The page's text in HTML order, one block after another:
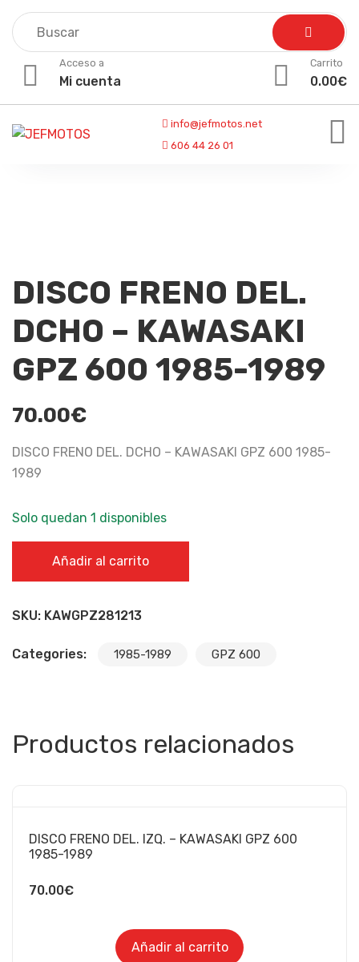
content
Acceso a
Mi cuenta
Carrito
0.00€
info@jefmotos.net
606 44 26 01
DISCO FRENO DEL.
DCHO – KAWASAKI
GPZ 600 1985-1989
70.00€
DISCO FRENO DEL. DCHO – KAWASAKI GPZ 600 1985-
1989
Solo quedan 1 disponibles
Añadir al carrito
SKU: KAWGPZ281213
Categories: 1985-1989 GPZ 600
Productos relacionados
DISCO FRENO DEL. IZQ. – KAWASAKI GPZ 600
1985-1989
70.00€
Añadir al carrito